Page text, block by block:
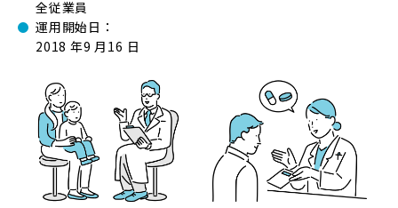
全従業員
運⽤開始⽇：
2018 年9 ⽉16 ⽇